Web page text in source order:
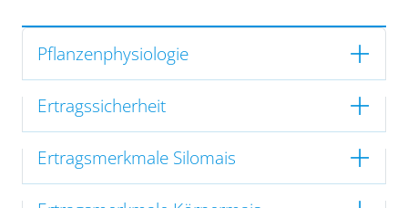
Pflanzenphysiologie
Ertragssicherheit
Ertragsmerkmale Silomais